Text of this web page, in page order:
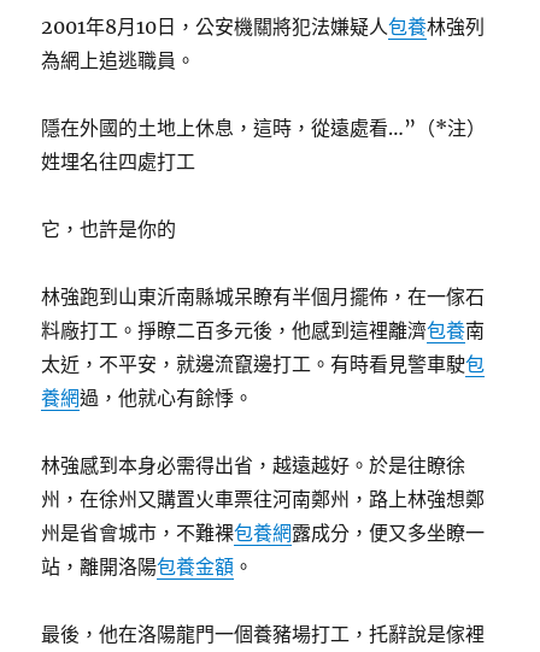
2001年8月10日，公安機關將犯法嫌疑人包養林強列
為網上追逃職員。
隱在外國的土地上休息，這時，從遠處看…”（*注）
姓埋名往四處打工
它，也許是你的
林強跑到山東沂南縣城呆瞭有半個月擺佈，在一傢石
料廠打工。掙瞭二百多元後，他感到這裡離濟包養南
太近，不平安，就邊流竄邊打工。有時看見警車駛包
養網過，他就心有餘悸。
林強感到本身必需得出省，越遠越好。於是往瞭徐
州，在徐州又購置火車票往河南鄭州，路上林強想鄭
州是省會城市，不難裸包養網露成分，便又多坐瞭一
站，離開洛陽包養金額 。
最後，他在洛陽龍門一個養豬場打工，托辭說是傢裡